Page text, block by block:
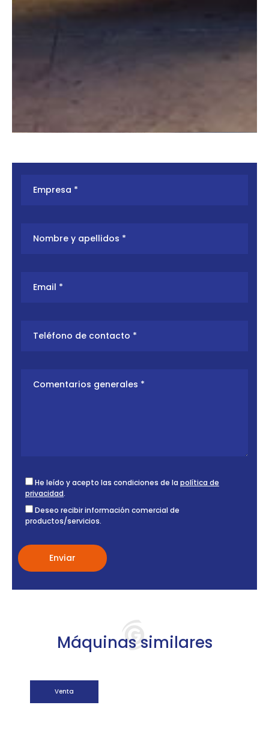
He leído y acepto las condiciones de la política de
privacidad.
Deseo recibir información comercial de
productos/servicios.
Máquinas similares
Venta